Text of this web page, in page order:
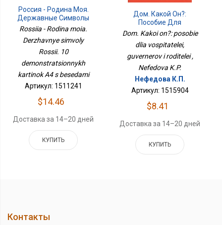
Россия - Родина Моя.
Державные Символы
России. 10
Картинок А4 С Беседами
Rossiia - Rodina moia.
Derzhavnye simvoly
Rossii. 10
demonstratsionnykh
kartinok A4 s besedami
Артикул: 1511241
$14.46
Доставка за 14–20 дней
КУПИТЬ
Дом. Какой Он?:
Пособие Для
Воспитателей,
Гувернеров И Родителей
Dom. Kakoi on?: posobie
dlia vospitatelei,
guvernerov i roditelei ,
Nefedova K.P.
Нефедова К.П.
Артикул: 1515904
$8.41
Доставка за 14–20 дней
КУПИТЬ
Контакты